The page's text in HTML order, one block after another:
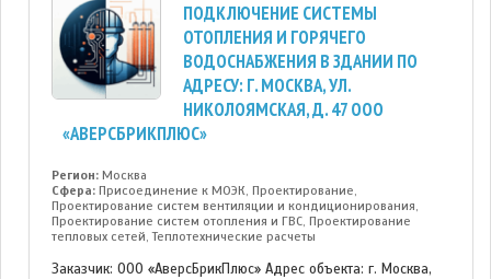
ПОДКЛЮЧЕНИЕ СИСТЕМЫ
ОТОПЛЕНИЯ И ГОРЯЧЕГО
ВОДОСНАБЖЕНИЯ В ЗДАНИИ ПО
АДРЕСУ: Г. МОСКВА, УЛ.
НИКОЛОЯМСКАЯ, Д. 47 ООО
«АВЕРСБРИКПЛЮС»
Регион: Москва
Сфера: Присоединение к МОЭК, Проектирование,
Проектирование систем вентиляции и кондиционирования,
Проектирование систем отопления и ГВС, Проектирование
тепловых сетей, Теплотехнические расчеты
Заказчик: ООО «АверсБрикПлюс» Адрес объекта: г. Москва,